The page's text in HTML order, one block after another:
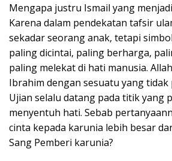
Mengapa justru Ismail yang
Karena dalam pendekatan tafsir
sekadar seorang anak, tetapi
paling dicintai, paling berharga,
paling melekat di hati manusia.
Ibrahim dengan sesuatu yang
Ujian selalu datang pada titik yang
menyentuh hati. Sebab
cinta kepada karunia lebih besar
Sang Pemberi karunia?